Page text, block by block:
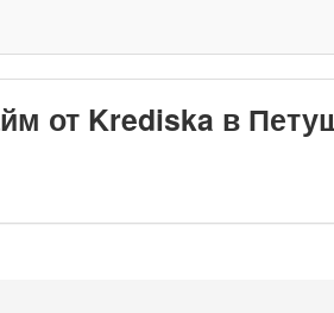
от Krediska в